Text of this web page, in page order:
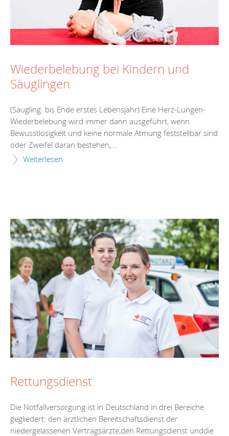
Wiederbelebung bei Kindern und
Säuglingen
(Säugling: bis Ende erstes Lebensjahr) Eine Herz-Lungen-
Wiederbelebung wird immer dann ausgeführt, wenn
Bewusstlosigkeit und keine normale Atmung feststellbar sind
oder Zweifel daran bestehen,...
Weiterlesen
Rettungsdienst
Die Notfallversorgung ist in Deutschland in drei Bereiche
gegliedert: den ärztlichen Bereitschaftsdienst der
niedergelassenen Vertragsärzte,den Rettungsdienst unddie